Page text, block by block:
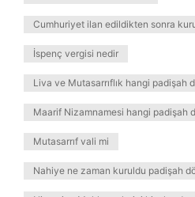
Cumhuriyet ilan edildikten sonra
İspenç vergisi nedir
Liva ve Mutasarrıflık hangi padişah
Maarif Nizamnamesi hangi padişah
Mutasarrıf vali mi
Nahiye ne zaman kuruldu padişah